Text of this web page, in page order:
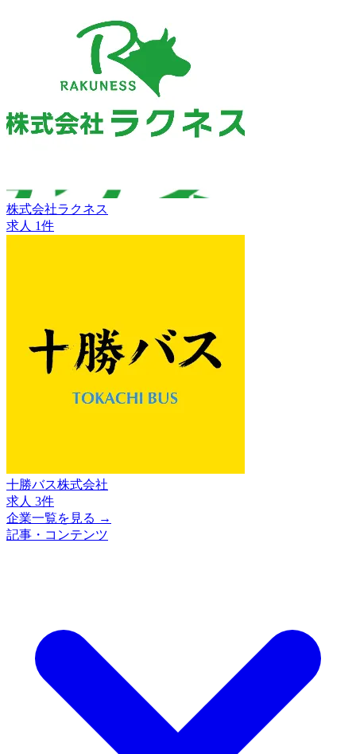
株式会社ラクネス
求人 1件
十勝バス株式会社
求人 3件
企業一覧を見る →
記事・コンテンツ